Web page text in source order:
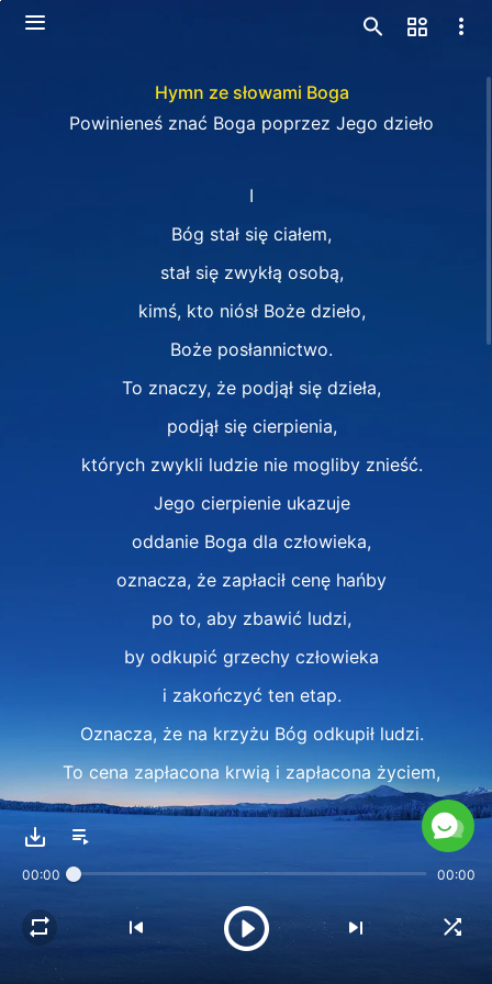
Hymn ze słowami Boga
Powinieneś znać Boga poprzez Jego dzieło
Ⅰ
Bóg stał się ciałem,
stał się zwykłą osobą,
kimś, kto niósł Boże dzieło,
Boże posłannictwo.
To znaczy, że podjął się dzieła,
podjął się cierpienia,
których zwykli ludzie nie mogliby znieść.
Jego cierpienie ukazuje
oddanie Boga dla człowieka,
oznacza, że zapłacił cenę hańby
po to, aby zbawić ludzi,
by odkupić grzechy człowieka
i zakończyć ten etap.
Oznacza, że na krzyżu Bóg odkupił ludzi.
To cena zapłacona krwią i zapłacona życiem,
cena, na jaką nie stać Jego stworzeń.
może znieść takie dzieło i takie cierpienie.
00:00 00:00